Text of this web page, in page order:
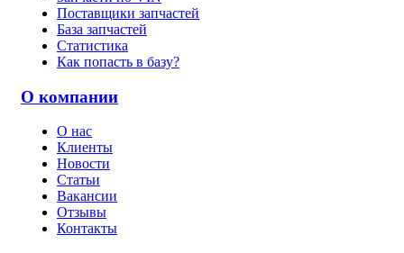
Поставщики запчастей
База запчастей
Статистика
Как попасть в базу?
О компании
О нас
Клиенты
Новости
Статьи
Вакансии
Отзывы
Контакты